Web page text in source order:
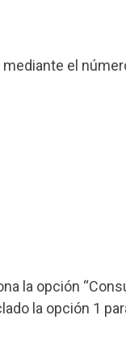
el
la opción
la opción 1